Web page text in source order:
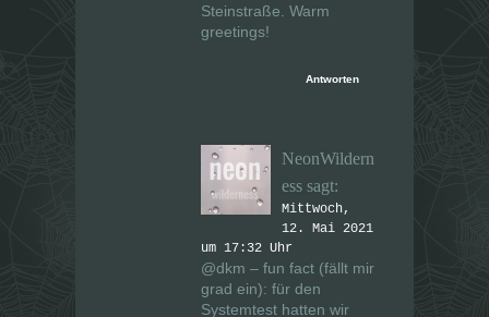
Steinstraße. Warm
greetings!
Antworten
NeonWildern
ess sagt:
Mittwoch,
12. Mai 2021
um 17:32 Uhr
@dkm – fun fact (fällt mir
grad ein): für den
Systemtest hatten wir